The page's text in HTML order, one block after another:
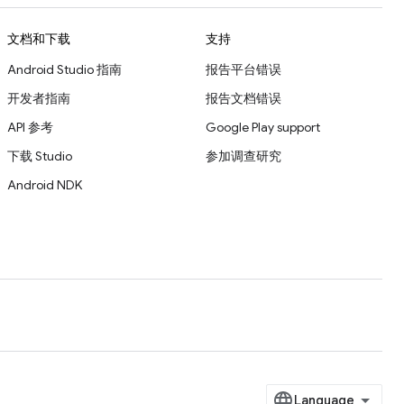
文档和下载
Android Studio 指南
开发者指南
API 参考
下载 Studio
Android NDK
支持
报告平台错误
报告文档错误
Google Play support
参加调查研究